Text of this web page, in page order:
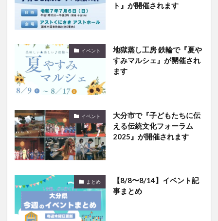
ト』が開催されます
イベント
地獄蒸し工房 鉄輪で『夏や
すみマルシェ』が開催され
ます
イベント
大分市で『子どもたちに伝
える伝統文化フォーラム
2025』が開催されます
まとめ
【8/8〜8/14】イベント記
事まとめ